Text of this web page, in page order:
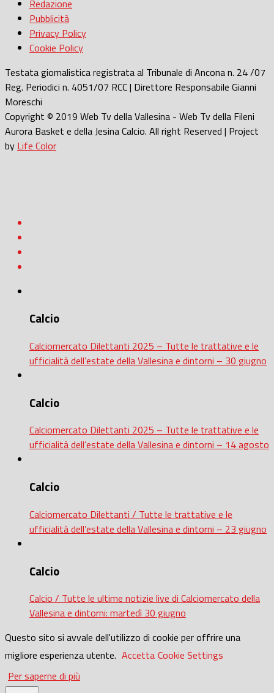
Redazione
Pubblicità
Privacy Policy
Cookie Policy
Testata giornalistica registrata al Tribunale di Ancona n. 24 /07
Reg. Periodici n. 4051/07 RCC | Direttore Responsabile Gianni
Moreschi
Copyright © 2019 Web Tv della Vallesina - Web Tv della Fileni
Aurora Basket e della Jesina Calcio. All right Reserved | Project
by Life Color
Calcio
Calciomercato Dilettanti 2025 – Tutte le trattative e le
ufficialità dell’estate della Vallesina e dintorni – 30 giugno
Calcio
Calciomercato Dilettanti 2025 – Tutte le trattative e le
ufficialità dell’estate della Vallesina e dintorni – 14 agosto
Calcio
Calciomercato Dilettanti / Tutte le trattative e le
ufficialità dell’estate della Vallesina e dintorni – 23 giugno
Calcio
Calcio / Tutte le ultime notizie live di Calciomercato della
Vallesina e dintorni: martedì 30 giugno
Questo sito si avvale dell'utilizzo di cookie per offrire una
migliore esperienza utente. Accetta Cookie Settings
Per saperne di più